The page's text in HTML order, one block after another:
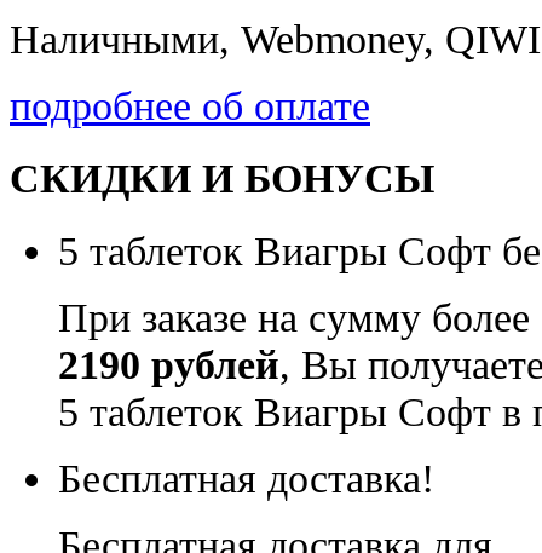
Наличными, Webmoney,
подробнее об оплате
СКИДКИ И БОНУСЫ
5 таблеток Виагры Софт
При заказе на сумму более
2190 рублей, Вы
5 таблеток Виагры Софт в
Бесплатная доставка!